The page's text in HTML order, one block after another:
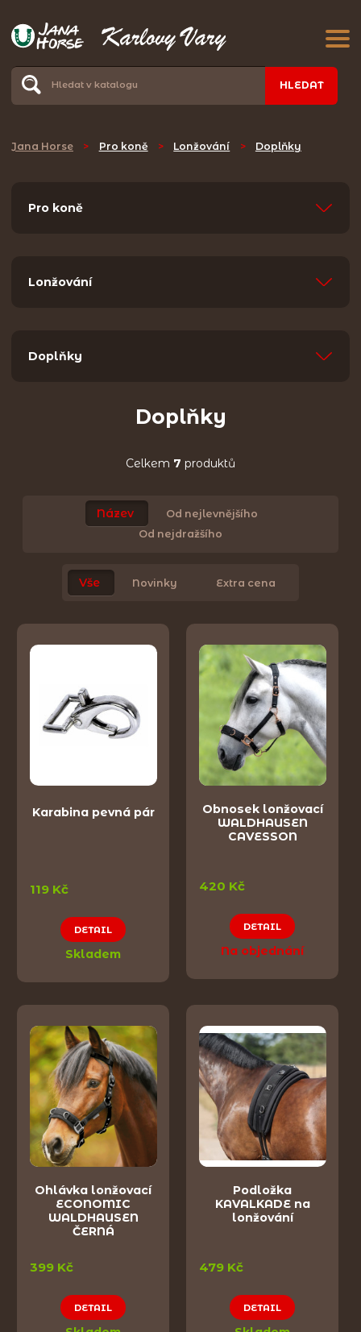
HLEDAT
Jana Horse > Pro koně > Lonžování > Doplňky
Pro koně
Lonžování
Doplňky
Doplňky
Celkem 7 produktů
Název
Od nejlevnějšího
Od nejdražšího
Vše Novinky Extra cena
Karabina pevná pár
119 Kč
DETAIL
Skladem
Obnosek lonžovací
WALDHAUSEN
CAVESSON
420 Kč
DETAIL
Na objednání
Ohlávka lonžovací
ECONOMIC
WALDHAUSEN
ČERNÁ
399 Kč
DETAIL
Podložka
KAVALKADE na
lonžování
479 Kč
DETAIL